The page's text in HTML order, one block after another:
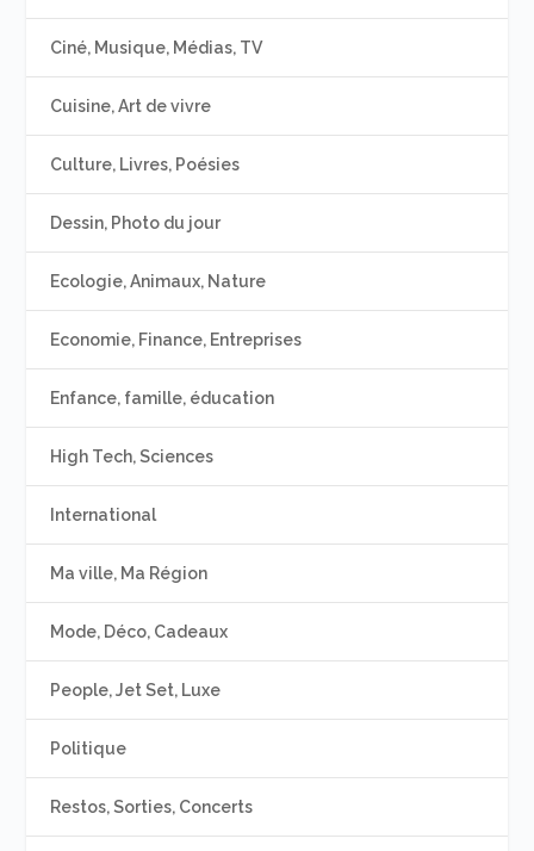
Ciné, Musique, Médias, TV
Cuisine, Art de vivre
Culture, Livres, Poésies
Dessin, Photo du jour
Ecologie, Animaux, Nature
Economie, Finance, Entreprises
Enfance, famille, éducation
High Tech, Sciences
International
Ma ville, Ma Région
Mode, Déco, Cadeaux
People, Jet Set, Luxe
Politique
Restos, Sorties, Concerts